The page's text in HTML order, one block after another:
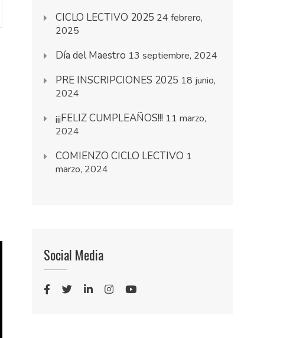
CICLO LECTIVO 2025 24 febrero,
2025
Día del Maestro 13 septiembre, 2024
PRE INSCRIPCIONES 2025 18 junio,
2024
¡¡¡FELIZ CUMPLEAÑOS!!! 11 marzo,
2024
COMIENZO CICLO LECTIVO 1
marzo, 2024
Social Media